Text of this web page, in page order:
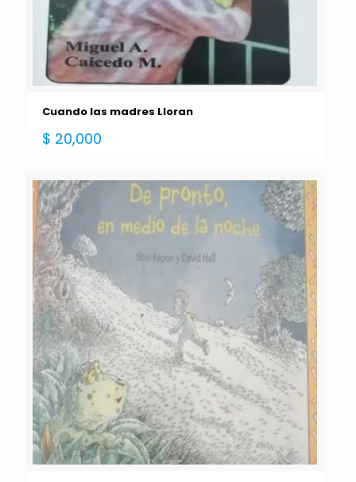
Cuando las madres Lloran
$ 20,000